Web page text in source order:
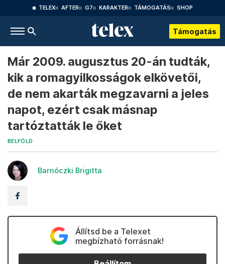
TELEX AFTER G7 KARAKTER TÁMOGATÁS SHOP
Támogatás
Már 2009. augusztus 20-án tudták,
kik a romagyilkosságok elkövetői,
de nem akarták megzavarni a jeles
napot, ezért csak másnap
tartóztatták le őket
BELFÖLD
Barnóczki Brigitta
Állítsd be a Telexet
megbízható forrásnak!